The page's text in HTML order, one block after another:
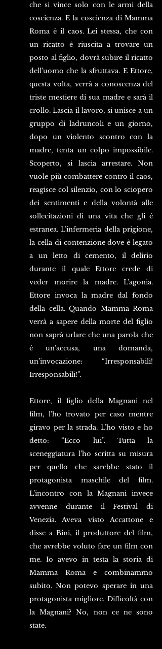
che si vince solo con le armi della
coscienza. E la coscienza di Mamma
Roma è il caos. Lei stessa, che con
un ricatto è riuscita a trovare un
posto al figlio, dovrà subire il ricatto
dell’uomo che la sfruttava. E Ettore,
questa volta, verrà a conoscenza del
triste mestiere di sua madre e sarà il
crollo. Lascia il lavoro, si unisce a un
gruppo di ladruncoli e un giorno,
dopo un violento scontro con la
madre, tenta un colpo impossibile.
Scoperto, si lascia arrestare. Non
vuole più combattere contro il caos,
reagisce col silenzio, con lo sciopero
dei sentimenti e della volontà alle
sollecitazioni di una vita che gli è
estranea. L’infermeria della prigione,
la cella di contenzione dove è legato
a un letto di cemento, il delirio
durante il quale Ettore crede di
veder morire la madre. L’agonia.
Ettore invoca la madre dal fondo
della cella. Quando Mamma Roma
verrà a sapere della morte del figlio
non saprà urlare che una parola che
è un’accusa, una domanda,
un’invocazione: “Irresponsabili!
Irresponsabili!”.
Ettore, il figlio della Magnani nel
film, l’ho trovato per caso mentre
giravo per la strada. L’ho visto e ho
detto: “Ecco lui”. Tutta la
sceneggiatura l’ho scritta su misura
per quello che sarebbe stato il
protagonista maschile del film.
L’incontro con la Magnani invece
avvenne durante il Festival di
Venezia. Aveva visto Accattone e
disse a Bini, il produttore del film,
che avrebbe voluto fare un film con
me. Io avevo in testa la storia di
Mamma Roma e combinammo
subito. Non potevo sperare in una
protagonista migliore. Difficoltà con
la Magnani? No, non ce ne sono
state.